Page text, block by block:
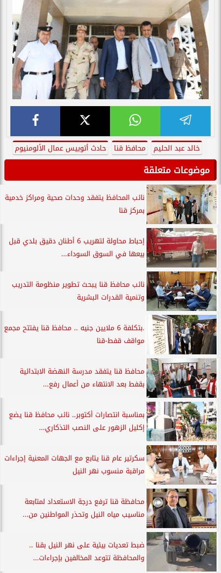
خالد عبد الحليم محافظ قنا حادث أتوبيس عمال الألومنيوم
موضوعات متعلقة
نائب المحافظ يتفقد وحدات صحية ومراكز خدمية
بمركز قنا
إحباط محاولة لتهريب 6 أطنان دقيق بلدي قبل
بيعها في السوق السوداء...
نائب محافظ قنا يبحث تطوير منظومة التدريب
وتنمية القدرات البشرية
.بتكلفة 6 ملايين جنيه .. محافظ قنا يفتتح مجمع
مواقف قفط-قنا
محافظ قنا يتفقد مدرسة النهضة الابتدائية
بقفط بعد الانتهاء من أعمال رفع...
بمناسبة انتصارات أكتوبر.. نائب محافظ قنا يضع
إكليل الزهور على النصب التذكاري...
سكرتير عام قنا يتابع مع الجهات المعنية إجراءات
مراقبة منسوب نهر النيل
محافظة قنا ترفع درجة الاستعداد لمتابعة
مناسيب مياه النيل وتحذر المواطنين من...
ضبط تعديات بيئية على نهر النيل بقنا ..
والمحافظة تتوعد المخالفين بإجراءات...